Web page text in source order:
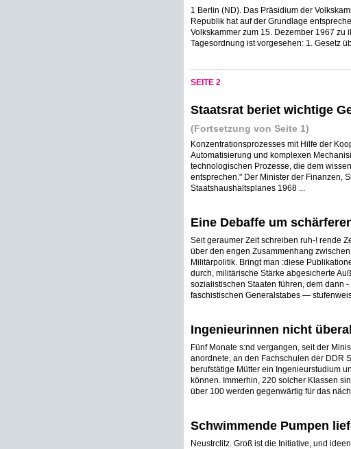
1 Berlin (ND). Das Präsidium der
Republik hat auf der Grundlage
Volkskammer zum 15. Dezember 1967 zu
Tagesordnung ist vorgesehen: 1. Gesetz
SEITE 2
Staatsrat beriet wichtige
(Fortsetzung von Seite 1)
Konzentrationsprozesses mit Hilfe der
Automatisierung und komplexen
technologischen Prozesse, die dem
entsprechen." Der Minister der Finanzen,
Staatshaushaltsplanes 1968 ...
Eine Debaffe um
Seit geraumer Zeit schreiben ruh-! rende
über den engen Zusammenhang
Militärpolitik. Bringt man :diese
durch, militärische Stärke abgesicherte
sozialistischen Staaten führen, dem dann
faschistischen Generalstabes —
Ingenieurinnen nicht
Fünf Monate s:nd vergangen, seit der
anordnete, an den Fachschulen der DDR
berufstätige Mütter ein Ingenieurstudium
können. Immerhin, 220 solcher Klassen
über 100 werden gegenwärtig für das
Schwimmende Pumpen
Neustrclitz. Groß ist die Initiative, und